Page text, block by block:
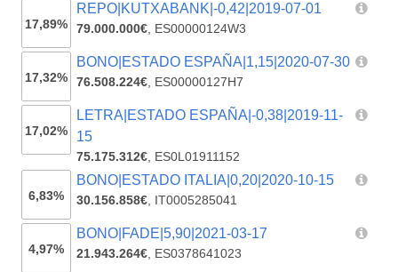
17,89%
REPO|KUTXABANK|-0,42|2019-07-01
79.000.000€, ES00000124W3
17,32%
BONO|ESTADO ESPAÑA|1,15|2020-07-30
76.508.224€, ES00000127H7
17,02%
LETRA|ESTADO ESPAÑA|-0,38|2019-11-
15
75.175.312€, ES0L01911152
6,83%
BONO|ESTADO ITALIA|0,20|2020-10-15
30.156.858€, IT0005285041
4,97%
BONO|FADE|5,90|2021-03-17
21.943.264€, ES0378641023